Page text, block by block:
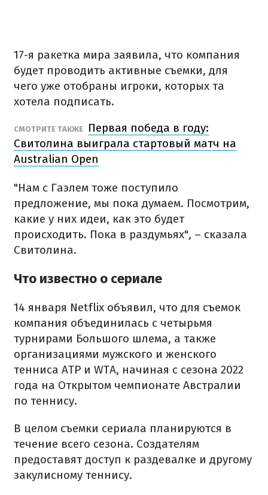
17-я ракетка мира заявила, что компания
будет проводить активные съемки, для
чего уже отобраны игроки, которых та
хотела подписать.
СМОТРИТЕ ТАКЖЕ
Первая победа в году:
Свитолина выиграла стартовый матч на
Australian Open
"Нам с Гаэлем тоже поступило
предложение, мы пока думаем. Посмотрим,
какие у них идеи, как это будет
происходить. Пока в раздумьях", – сказала
Свитолина.
Что известно о сериале
14 января Netflix объявил, что для съемок
компания объединилась с четырьмя
турнирами Большого шлема, а также
организациями мужского и женского
тенниса ATP и WTA, начиная с сезона 2022
года на Открытом чемпионате Австралии
по теннису.
В целом съемки сериала планируются в
течение всего сезона. Создателям
предоставят доступ к раздевалке и другому
закулисному теннису.